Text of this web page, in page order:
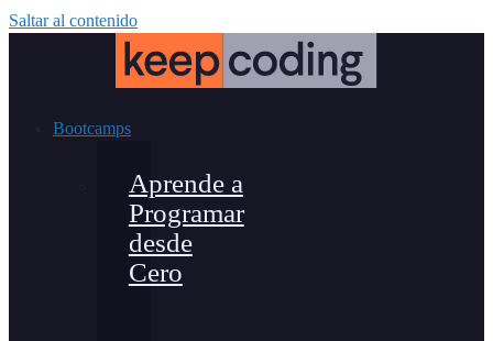
Saltar al contenido
Bootcamps
Aprende a
Programar
desde
Cero